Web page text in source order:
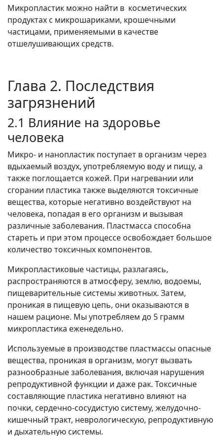
Микропластик можно найти в косметических
продуктах с микрошариками, крошечными
частицами, применяемыми в качестве
отшелушивающих средств.
Глава 2. Последствия
загрязнений
2.1 Влияние на здоровье
человека
Микро- и нанопластик поступает в организм через
вдыхаемый воздух, употребляемую воду и пищу, а
также поглощается кожей. При нагревании или
сгорании пластика также выделяются токсичные
вещества, которые негативно воздействуют на
человека, попадая в его организм и вызывая
различные заболевания. Пластмасса способна
стареть и при этом процессе освобождает большое
количество токсичных компонентов.
Микропластиковые частицы, разлагаясь,
распространяются в атмосферу, землю, водоемы,
пищеварительные системы животных. Затем,
проникая в пищевую цепь, они оказываются в
нашем рационе. Мы употребляем до 5 грамм
микропластика еженедельно.
Используемые в производстве пластмассы опасные
вещества, проникая в организм, могут вызвать
разнообразные заболевания, включая нарушения
репродуктивной функции и даже рак. Токсичные
составляющие пластика негативно влияют на
почки, сердечно-сосудистую систему, желудочно-
кишечный тракт, неврологическую, репродуктивную
и дыхательную системы.